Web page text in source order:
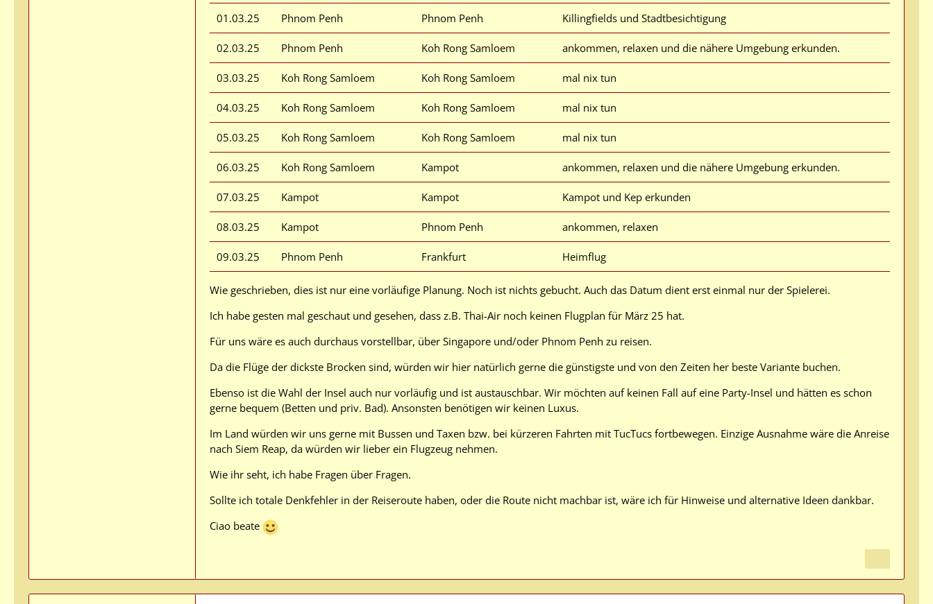
01.03.25 Phnom Penh Phnom Penh Killingfields und Stadtbesichtigung
02.03.25 Phnom Penh Koh Rong Samloem ankommen, relaxen und die nähere Umgebung erkunden.
03.03.25 Koh Rong Samloem Koh Rong Samloem mal nix tun
04.03.25 Koh Rong Samloem Koh Rong Samloem mal nix tun
05.03.25 Koh Rong Samloem Koh Rong Samloem mal nix tun
06.03.25 Koh Rong Samloem Kampot ankommen, relaxen und die nähere Umgebung erkunden.
07.03.25 Kampot Kampot Kampot und Kep erkunden
08.03.25 Kampot Phnom Penh ankommen, relaxen
09.03.25 Phnom Penh Frankfurt Heimflug
Wie geschrieben, dies ist nur eine vorläufige Planung. Noch ist nichts gebucht. Auch das Datum dient erst einmal nur der Spielerei.
Ich habe gesten mal geschaut und gesehen, dass z.B. Thai-Air noch keinen Flugplan für März 25 hat.
Für uns wäre es auch durchaus vorstellbar, über Singapore und/oder Phnom Penh zu reisen.
Da die Flüge der dickste Brocken sind, würden wir hier natürlich gerne die günstigste und von den Zeiten her beste Variante buchen.
Ebenso ist die Wahl der Insel auch nur vorläufig und ist austauschbar. Wir möchten auf keinen Fall auf eine Party-Insel und hätten es schon
gerne bequem (Betten und priv. Bad). Ansonsten benötigen wir keinen Luxus.
Im Land würden wir uns gerne mit Bussen und Taxen bzw. bei kürzeren Fahrten mit TucTucs fortbewegen. Einzige Ausnahme wäre die Anreise
nach Siem Reap, da würden wir lieber ein Flugzeug nehmen.
Wie ihr seht, ich habe Fragen über Fragen.
Sollte ich totale Denkfehler in der Reiseroute haben, oder die Route nicht machbar ist, wäre ich für Hinweise und alternative Ideen dankbar.
Ciao beate